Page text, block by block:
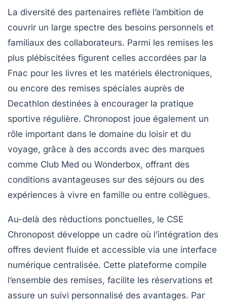
La diversité des partenaires reflète l’ambition de
couvrir un large spectre des besoins personnels et
familiaux des collaborateurs. Parmi les remises les
plus plébiscitées figurent celles accordées par la
Fnac pour les livres et les matériels électroniques,
ou encore des remises spéciales auprès de
Decathlon destinées à encourager la pratique
sportive régulière. Chronopost joue également un
rôle important dans le domaine du loisir et du
voyage, grâce à des accords avec des marques
comme Club Med ou Wonderbox, offrant des
conditions avantageuses sur des séjours ou des
expériences à vivre en famille ou entre collègues.
Au-delà des réductions ponctuelles, le CSE
Chronopost développe un cadre où l’intégration des
offres devient fluide et accessible via une interface
numérique centralisée. Cette plateforme compile
l’ensemble des remises, facilite les réservations et
assure un suivi personnalisé des avantages. Par